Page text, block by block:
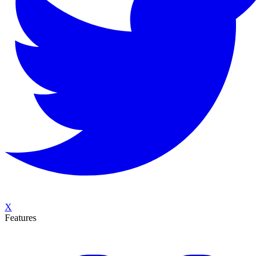
X
Features